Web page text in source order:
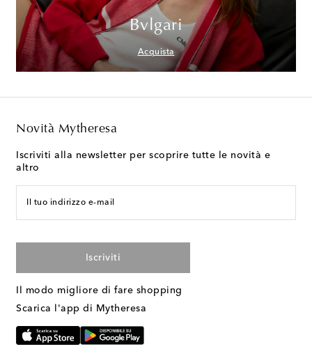
Bvlgari
Acquista
Novità Mytheresa
Iscriviti alla newsletter per scoprire tutte le novità e
altro
Il tuo indirizzo e-mail
Iscriviti
Il modo migliore di fare shopping
Scarica l'app di Mytheresa